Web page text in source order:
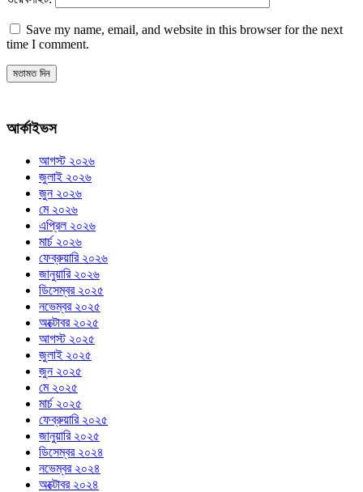
Save my name, email, and website in this browser for the next
time I comment.
আর্কাইভস
আগস্ট ২০২৬
জুলাই ২০২৬
জুন ২০২৬
মে ২০২৬
এপ্রিল ২০২৬
মার্চ ২০২৬
ফেব্রুয়ারি ২০২৬
জানুয়ারি ২০২৬
ডিসেম্বর ২০২৫
নভেম্বর ২০২৫
অক্টোবর ২০২৫
আগস্ট ২০২৫
জুলাই ২০২৫
জুন ২০২৫
মে ২০২৫
মার্চ ২০২৫
ফেব্রুয়ারি ২০২৫
জানুয়ারি ২০২৫
ডিসেম্বর ২০২৪
নভেম্বর ২০২৪
অক্টোবর ২০২৪